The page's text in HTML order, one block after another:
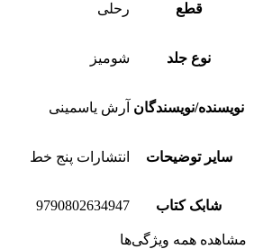
قطع رحلی
نوع جلد شومیز
نویسنده/نویسندگان آرش یاسمینی
سایر توضیحات انتشارات پنج خط
شابک کتاب 9790802634947
مشاهده همه ویژگی‌ها